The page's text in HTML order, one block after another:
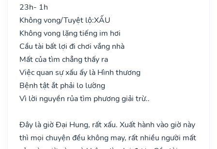
23h- 1h
Không vong/Tuyệt lộ:XẤU
Không vong lặng tiếng im hơi
Cầu tài bất lợi đi chơi vắng nhà
Mất của tìm chẳng thấy ra
Việc quan sự xấu ấy là Hình thương
Bệnh tật ắt phải lo lường
Vì lời nguyền rủa tìm phương giải trừ..
Đây là giờ Đại Hung, rất xấu. Xuất hành vào giờ này
thì mọi chuyện đều không may, rất nhiều người mất